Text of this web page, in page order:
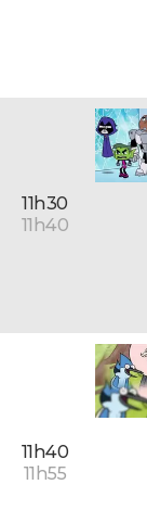
11h30
11h40
11h40
11h55